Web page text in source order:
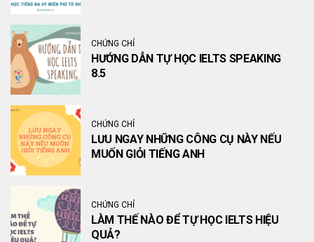
CHỨNG CHỈ
HƯỚNG DẪN TỰ HỌC IELTS SPEAKING
8.5
CHỨNG CHỈ
LƯU NGAY NHỮNG CÔNG CỤ NÀY NẾU
MUỐN GIỎI TIẾNG ANH
CHỨNG CHỈ
LÀM THẾ NÀO ĐỂ TỰ HỌC IELTS HIỆU
QUẢ?